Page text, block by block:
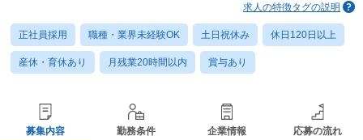
求人の特徴タグの説明
正社員採用 職種・業界未経験OK 土日祝休み 休日120日以上
産休・育休あり 月残業20時間以内 賞与あり
募集内容 勤務条件 企業情報 応募の流れ